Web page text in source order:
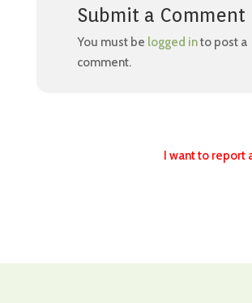
Submit a Comment
You must be logged into post a
comment.
I want to report